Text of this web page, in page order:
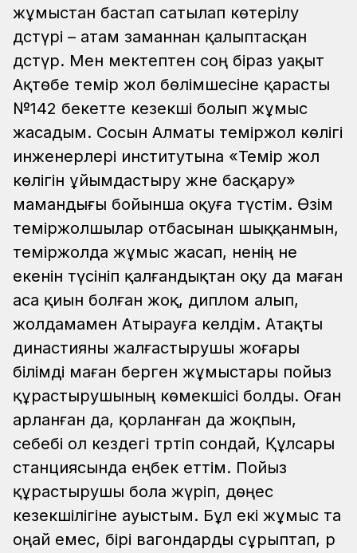
жұмыстан бастап сатылап көтерілу
дәстүрі – атам заманнан қалыптасқан
дәстүр. Мен мектептен соң біраз уақыт
Ақтөбе темір жол бөлімшесіне қарасты
№142 бекетте кезекші болып жұмыс
жасадым. Сосын Алматы теміржол көлігі
инженерлері институтына «Темір жол
көлігін ұйымдастыру және басқару»
мамандығы бойынша оқуға түстім. Өзім
теміржолшылар отбасынан шыққанмын,
теміржолда жұмыс жасап, ненің не
екенін түсініп қалғандықтан оқу да маған
аса қиын болған жоқ, диплом алып,
жолдамамен Атырауға келдім. Атақты
династияны жалғастырушы жоғары
білімді маған берген жұмыстары пойыз
құрастырушының көмекшісі болды. Оған
арланған да, қорланған да жоқпын,
себебі ол кездегі тәртіп сондай, Құлсары
станциясында еңбек еттім. Пойыз
құрастырушы бола жүріп, дөңес
кезекшілігіне ауыстым. Бұл екі жұмыс та
оңай емес, бірі вагондарды сұрыптап, әр